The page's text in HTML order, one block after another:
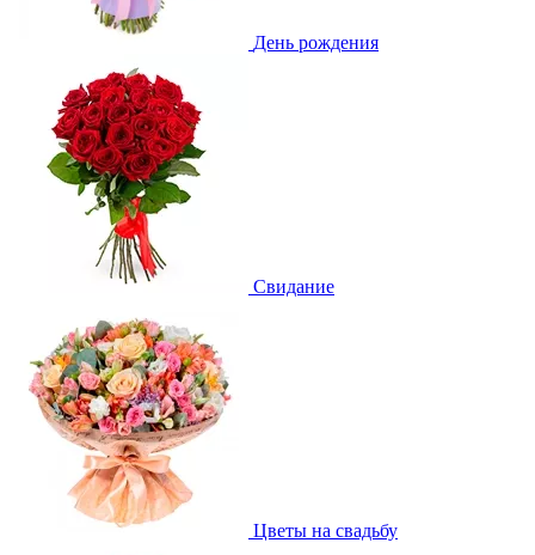
День рождения
Свидание
Цветы на свадьбу